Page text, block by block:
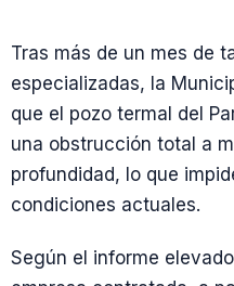
Tras más de un mes de
especializadas, la
que el pozo termal del
una obstrucción total a
profundidad, lo que
condiciones actuales.
Según el informe